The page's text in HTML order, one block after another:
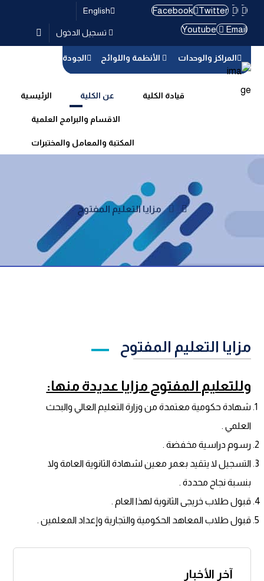
Facebook
Twitter
Youtube
Email
English
تسجيل الدخول
الجودة الأنظمة واللوائح المراكز والوحدات
الرئيسية عن الكلية قيادة الكلية
الاقسام والبرامج العلمية
المكتبة والمعامل والمختبرات
مزايا التعليم المفتوح
مزايا التعليم المفتوح
وللتعليم المفتوح مزايا عديدة منها:
شهادة حكومية معتمدة من وزارة التعليم العالي والبحث
العلمي .
رسوم دراسية مخفضة .
التسجيل لا يتقيد بعمر معين لشهادة الثانوية العامة ولا
بنسبة نجاح محددة .
قبول طلاب خريجى الثانوية لهذا العام .
قبول طلاب المعاهد الحكومية والتجارية وإعداد المعلمين .
آخر الأخبار